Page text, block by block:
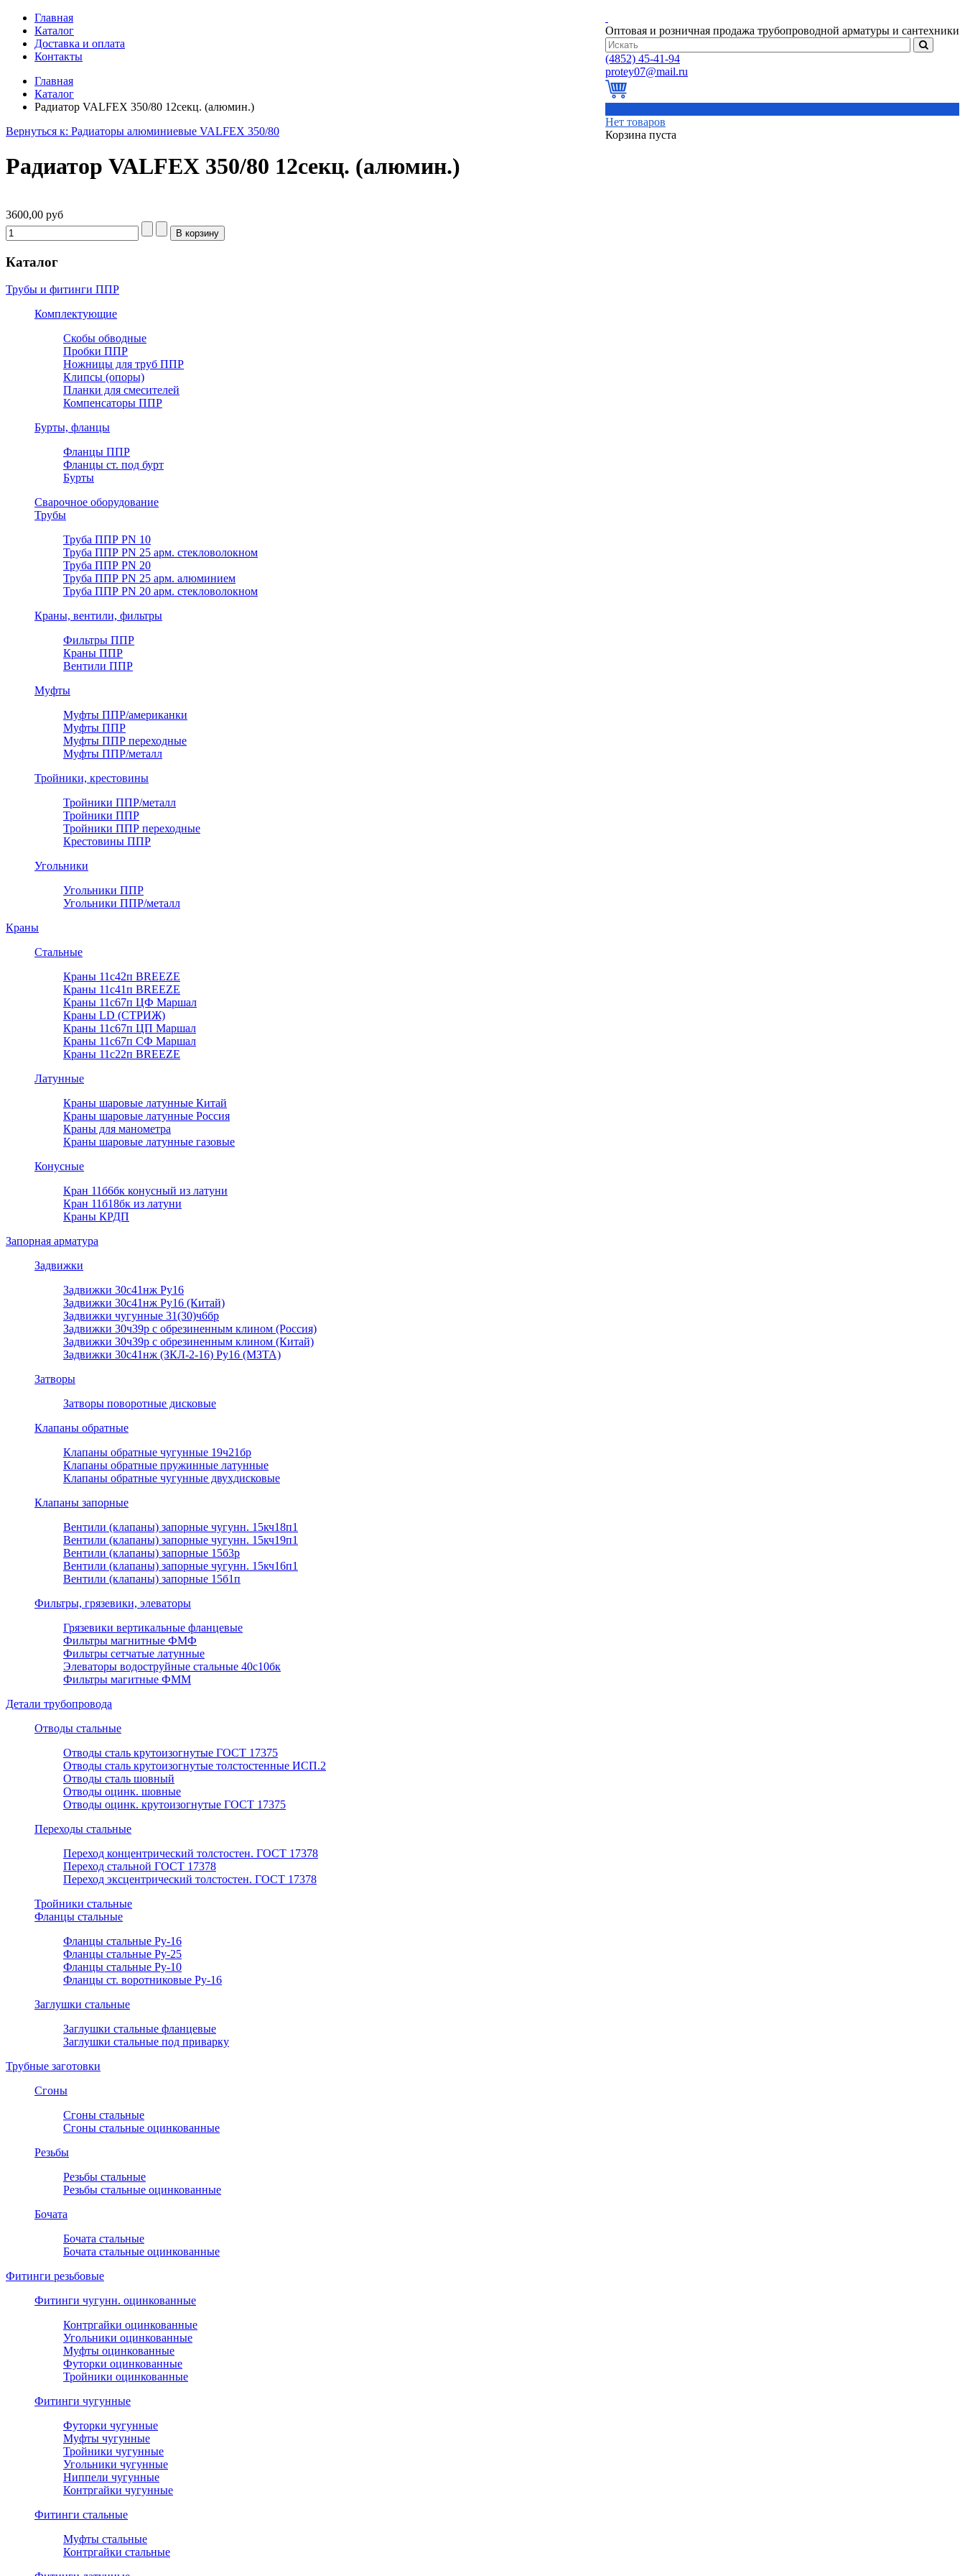
Оптовая и розничная продажа трубопроводной арматуры и сантехники
(4852) 45-41-94
Нет товаров
Корзина пуста
Главная
Каталог
Доставка и оплата
Контакты
Главная
Каталог
Радиатор VALFEX 350/80 12секц. (алюмин.)
Вернуться к: Радиаторы алюминиевые VALFEX 350/80
Радиатор VALFEX 350/80 12секц. (алюмин.)
3600,00 руб
Каталог
Трубы и фитинги ППР
Комплектующие
Скобы обводные
Пробки ППР
Ножницы для труб ППР
Клипсы (опоры)
Планки для смесителей
Компенсаторы ППР
Бурты, фланцы
Фланцы ППР
Фланцы ст. под бурт
Бурты
Сварочное оборудование
Трубы
Труба ППР PN 10
Труба ППР PN 25 арм. стекловолокном
Труба ППР PN 20
Труба ППР PN 25 арм. алюминием
Труба ППР PN 20 арм. стекловолокном
Краны, вентили, фильтры
Фильтры ППР
Краны ППР
Вентили ППР
Муфты
Муфты ППР/американки
Муфты ППР
Муфты ППР переходные
Муфты ППР/металл
Тройники, крестовины
Тройники ППР/металл
Тройники ППР
Тройники ППР переходные
Крестовины ППР
Угольники
Угольники ППР
Угольники ППР/металл
Краны
Стальные
Краны 11с42п BREEZE
Краны 11с41п BREEZE
Краны 11с67п ЦФ Маршал
Краны LD (СТРИЖ)
Краны 11с67п ЦП Маршал
Краны 11с67п СФ Маршал
Краны 11с22п BREEZE
Латунные
Краны шаровые латунные Китай
Краны шаровые латунные Россия
Краны для манометра
Краны шаровые латунные газовые
Конусные
Кран 11б6бк конусный из латуни
Кран 11б18бк из латуни
Краны КРДП
Запорная арматура
Задвижки
Задвижки 30с41нж Ру16
Задвижки 30с41нж Ру16 (Китай)
Задвижки чугунные 31(30)ч6бр
Задвижки 30ч39р с обрезиненным клином (Россия)
Задвижки 30ч39р с обрезиненным клином (Китай)
Задвижки 30с41нж (ЗКЛ-2-16) Ру16 (МЗТА)
Затворы
Затворы поворотные дисковые
Клапаны обратные
Клапаны обратные чугунные 19ч21бр
Клапаны обратные пружинные латунные
Клапаны обратные чугунные двухдисковые
Клапаны запорные
Вентили (клапаны) запорные чугунн. 15кч18п1
Вентили (клапаны) запорные чугунн. 15кч19п1
Вентили (клапаны) запорные 15б3р
Вентили (клапаны) запорные чугунн. 15кч16п1
Вентили (клапаны) запорные 15б1п
Фильтры, грязевики, элеваторы
Грязевики вертикальные фланцевые
Фильтры магнитные ФМФ
Фильтры сетчатые латунные
Элеваторы водоструйные стальные 40с10бк
Фильтры магитные ФММ
Детали трубопровода
Отводы стальные
Отводы сталь крутоизогнутые ГОСТ 17375
Отводы сталь крутоизогнутые толстостенные ИСП.2
Отводы сталь шовный
Отводы оцинк. шовные
Отводы оцинк. крутоизогнутые ГОСТ 17375
Переходы стальные
Переход концентрический толстостен. ГОСТ 17378
Переход стальной ГОСТ 17378
Переход эксцентрический толстостен. ГОСТ 17378
Тройники стальные
Фланцы стальные
Фланцы стальные Ру-16
Фланцы стальные Ру-25
Фланцы стальные Ру-10
Фланцы ст. воротниковые Ру-16
Заглушки стальные
Заглушки стальные фланцевые
Заглушки стальные под приварку
Трубные заготовки
Сгоны
Сгоны стальные
Сгоны стальные оцинкованные
Резьбы
Резьбы стальные
Резьбы стальные оцинкованные
Бочата
Бочата стальные
Бочата стальные оцинкованные
Фитинги резьбовые
Фитинги чугунн. оцинкованные
Контргайки оцинкованные
Угольники оцинкованные
Муфты оцинкованные
Футорки оцинкованные
Тройники оцинкованные
Фитинги чугунные
Футорки чугунные
Муфты чугунные
Тройники чугунные
Угольники чугунные
Ниппели чугунные
Контргайки чугунные
Фитинги стальные
Муфты стальные
Контргайки стальные